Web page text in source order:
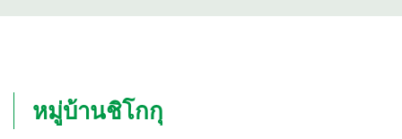
หมู่บ้านชิโกกุ